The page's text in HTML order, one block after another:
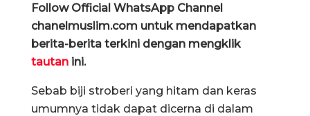
Follow Official WhatsApp Channel
chanelmuslim.com untuk mendapatkan
berita-berita terkini dengan mengklik
tautan ini.
Sebab biji stroberi yang hitam dan keras
umumnya tidak dapat dicerna di dalam